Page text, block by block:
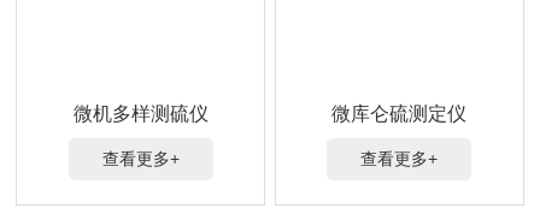
微机多样测硫仪
查看更多+
微库仑硫测定仪
查看更多+